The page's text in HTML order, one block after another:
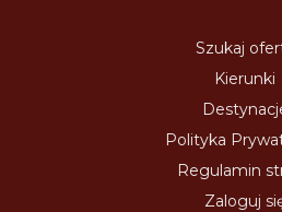
Szukaj
Kierunki
Polityka
Regulamin
Zaloguj